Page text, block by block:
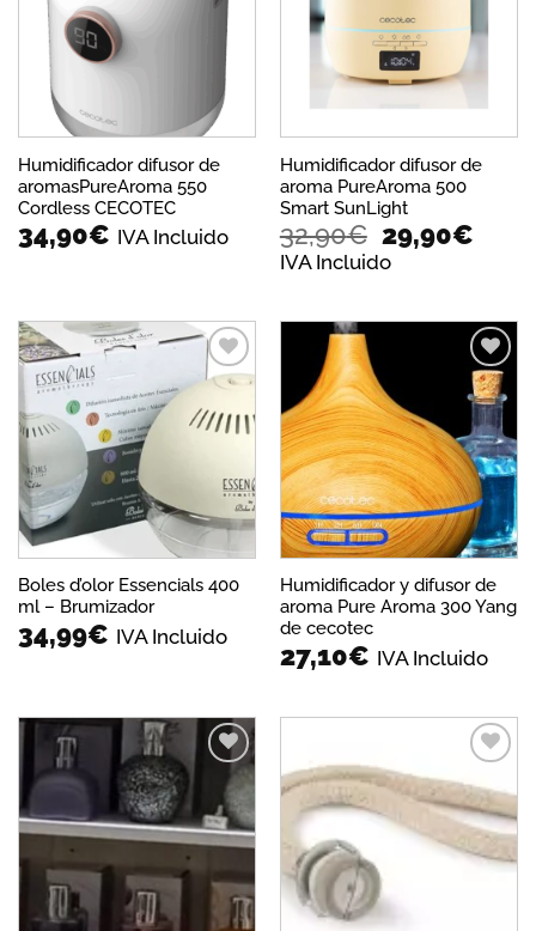
deseos
Humidificador difusor de
aromasPureAroma 550
Cordless CECOTEC
34,90€ IVA Incluido
deseos
Humidificador difusor de
aroma PureAroma 500
Smart SunLight
32,90€ El
precio
32,90€.
29,90€
IVA Incluido
Añadir
lista de
Boles d’olor Essencials 400
ml – Brumizador
34,99€ IVA Incluido
Añadir
a la
lista de
deseos
Humidificador y difusor de
aroma Pure Aroma 300 Yang
de cecotec
27,10€ IVA Incluido
Añadir
a la
lista de
deseos
Añadir
a la
lista de
deseos